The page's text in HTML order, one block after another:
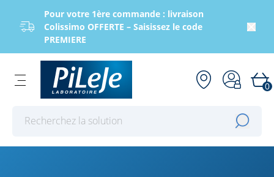
Pour votre 1ère commande : livraison
Colissimo OFFERTE – Saisissez le code
PREMIERE
0